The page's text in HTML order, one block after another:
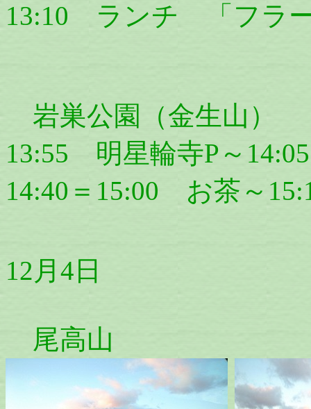
13:10 ランチ 「フラ
岩巣公園（金生山）
13:55 明星輪寺P～
14:40＝15:00 お茶～
12月4日
尾高山